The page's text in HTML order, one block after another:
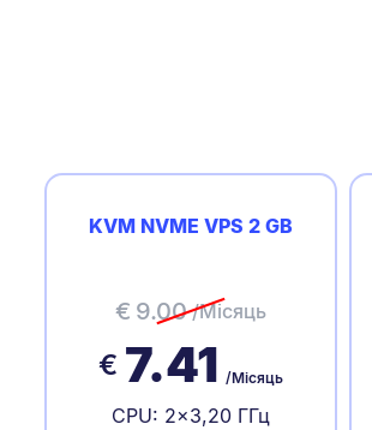
KVM NVME VPS 2 GB
€ 9.00 /Місяць
€ 7.41 /Місяць
CPU: 2x3,20 ГГц